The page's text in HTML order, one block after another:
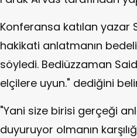
Konferansa katılan yazar
hakikati anlatmanın
söyledi. Bediüzzaman
elçilere uyun." dediğini
"Yani size birisi gerçeği
duyuruyor olmanın